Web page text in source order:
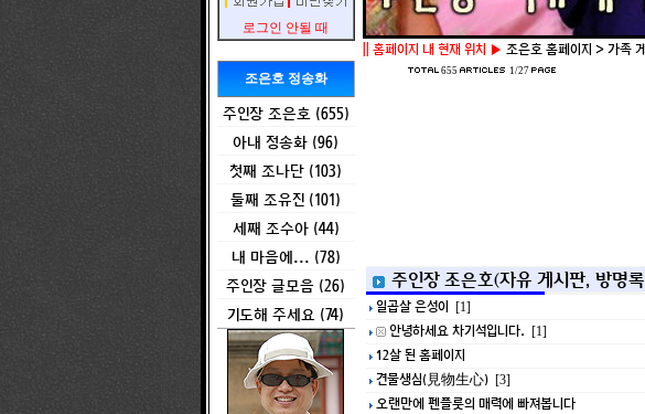
로그인 안될 때
조은호 정송화
주인장 조은호 (655)
아내 정송화 (96)
첫째 조나단 (103)
둘째 조유진 (101)
세째 조수아 (44)
내 마음에... (78)
주인장 글모음 (26)
기도해 주세요 (74)
홈페이지 내 현재 위치 ▶ 조은호 홈페이지 > 가족
655 1/27
주인장 조은호(자유 게시판, 방명
일곱살 은성이 [1]
안녕하세요 차기석입니다. [1]
12살 된 홈페이지
견물생심(見物生心) [3]
오랜만에 펜플룻의 매력에 빠져봅니다